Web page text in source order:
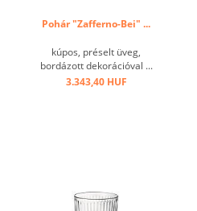
Pohár "Zafferno-Bei" ...
kúpos, préselt üveg,
bordázott dekorációval ...
3.343,40 HUF